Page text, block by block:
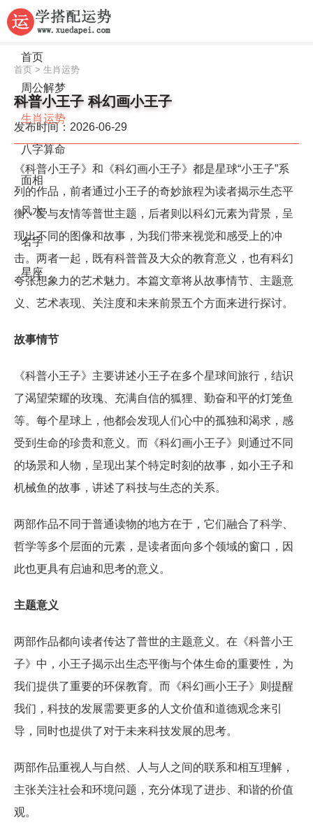
首页
周公解梦
生肖运势
八字算命
面相
风水
名字
星座
首页 > 生肖运势
科普小王子 科幻画小王子
发布时间：2026-06-29
《科普小王子》和《科幻画小王子》都是星球“小王子”系
列的作品，前者通过小王子的奇妙旅程为读者揭示生态平
衡、爱与友情等普世主题，后者则以科幻元素为背景，呈
现出不同的图像和故事，为我们带来视觉和感受上的冲
击。两者一起，既有科普普及大众的教育意义，也有科幻
夸张想象力的艺术魅力。本篇文章将从故事情节、主题意
义、艺术表现、关注度和未来前景五个方面来进行探讨。
故事情节
《科普小王子》主要讲述小王子在多个星球间旅行，结识
了渴望荣耀的玫瑰、充满自信的狐狸、勤奋和平的灯笼鱼
等。每个星球上，他都会发现人们心中的孤独和渴求，感
受到生命的珍贵和意义。而《科幻画小王子》则通过不同
的场景和人物，呈现出某个特定时刻的故事，如小王子和
机械鱼的故事，讲述了科技与生态的关系。
两部作品不同于普通读物的地方在于，它们融合了科学、
哲学等多个层面的元素，是读者面向多个领域的窗口，因
此也更具有启迪和思考的意义。
主题意义
两部作品都向读者传达了普世的主题意义。在《科普小王
子》中，小王子揭示出生态平衡与个体生命的重要性，为
我们提供了重要的环保教育。而《科幻画小王子》则提醒
我们，科技的发展需要更多的人文价值和道德观念来引
导，同时也提供了对于未来科技发展的思考。
两部作品重视人与自然、人与人之间的联系和相互理解，
主张关注社会和环境问题，充分体现了进步、和谐的价值
观。